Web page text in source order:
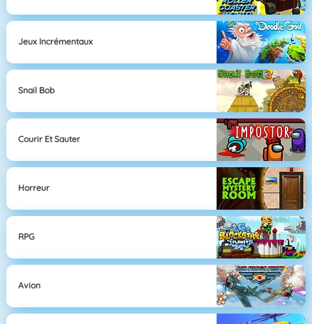
Jeux Incrémentaux
Snail Bob
Courir Et Sauter
Horreur
RPG
Avion